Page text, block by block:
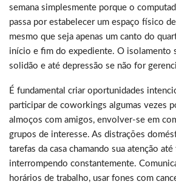
semana simplesmente porque o
passa por estabelecer um espaço físico
mesmo que seja apenas um canto do
início e fim do expediente. O isolamento
solidão e até depressão se não for
É fundamental criar oportunidades
participar de coworkings algumas vezes
almoços com amigos, envolver-se em
grupos de interesse. As distrações
tarefas da casa chamando sua atenção
interrompendo constantemente.
horários de trabalho, usar fones com